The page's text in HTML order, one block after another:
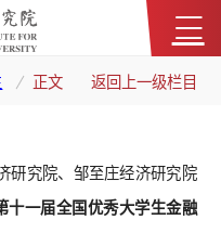
正文 返回上一级栏目
研究院、邹至庄经济研究院
十一届全国优秀大学生金融